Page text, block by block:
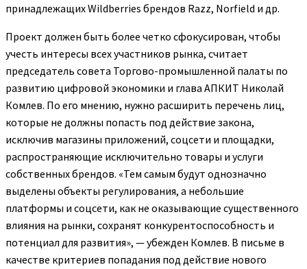
принадлежащих Wildberries брендов Razz, Norfield и др.
Проект должен быть более четко сфокусирован, чтобы
учесть интересы всех участников рынка, считает
председатель совета Торгово-промышленной палаты по
развитию цифровой экономики и глава АПКИТ Николай
Комлев. По его мнению, нужно расширить перечень лиц,
которые не должны попасть под действие закона,
исключив магазины приложений, соцсети и площадки,
распространяющие исключительно товары и услуги
собственных брендов. «Тем самым будут однозначно
выделены объекты регулирования, а небольшие
платформы и соцсети, как не оказывающие существенного
влияния на рынки, сохранят конкурентоспособность и
потенциал для развития», — убежден Комлев. В письме в
качестве критериев попадания под действие нового